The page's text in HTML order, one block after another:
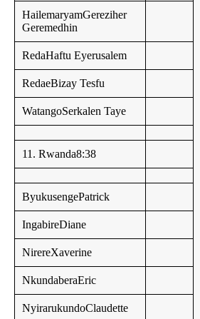
HailemaryamGereziher
Geremedhin
RedaHaftu Eyerusalem
RedaeBizay Tesfu
WatangoSerkalen Taye
11. Rwanda8:38
ByukusengePatrick
IngabireDiane
NirereXaverine
NkundaberaEric
NyirarukundoClaudette